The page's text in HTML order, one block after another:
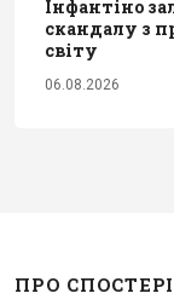
Інфантіно
скандалу з
світу
06.08.2026
ПРО